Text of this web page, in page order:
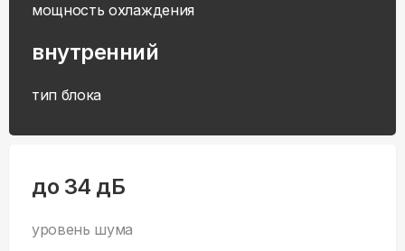
мощность охлаждения
внутренний
тип блока
до 34 дБ
уровень шума